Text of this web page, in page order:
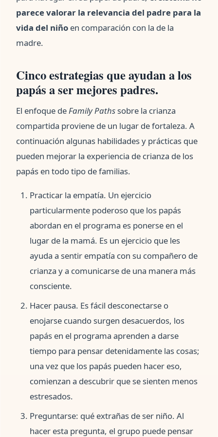
parece valorar la relevancia del padre para la
vida del niño en comparación con la de la
madre.
Cinco estrategias que ayudan a los
papás a ser mejores padres.
El enfoque deFamily Paths sobre la crianza
compartida proviene de un lugar de fortaleza. A
continuación algunas habilidades y prácticas que
pueden mejorar la experiencia de crianza de los
papás en todo tipo de familias.
Practicar la empatía. Un ejercicio
particularmente poderoso que los papás
abordan en el programa es ponerse en el
lugar de la mamá. Es un ejercicio que les
ayuda a sentir empatía con su compañero de
crianza y a comunicarse de una manera más
consciente.
Hacer pausa. Es fácil desconectarse o
enojarse cuando surgen desacuerdos, los
papás en el programa aprenden a darse
tiempo para pensar detenidamente las cosas;
una vez que los papás pueden hacer eso,
comienzan a descubrir que se sienten menos
estresados.
Preguntarse: qué extrañas de ser niño. Al
hacer esta pregunta, el grupo puede pensar